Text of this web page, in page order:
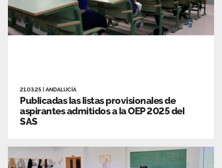
21.03.25 ANDALUCÍA
Publicadas las listas provisionales de
aspirantes admitidos a la OEP 2025 del
SAS